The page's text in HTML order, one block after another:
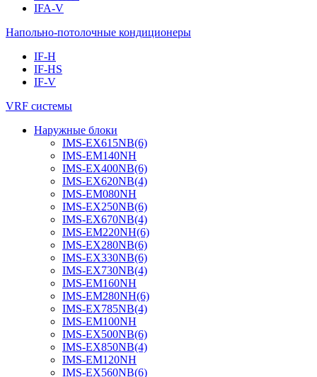
IFA-V
Напольно-потолочные кондиционеры
IF-H
IF-HS
IF-V
VRF системы
Наружные блоки
IMS-EX615NB(6)
IMS-EM140NH
IMS-EX400NB(6)
IMS-EX620NB(4)
IMS-EM080NH
IMS-EX250NB(6)
IMS-EX670NB(4)
IMS-EM220NH(6)
IMS-EX280NB(6)
IMS-EX330NB(6)
IMS-EX730NB(4)
IMS-EM160NH
IMS-EM280NH(6)
IMS-EX785NB(4)
IMS-EM100NH
IMS-EX500NB(6)
IMS-EX850NB(4)
IMS-EM120NH
IMS-EX560NB(6)